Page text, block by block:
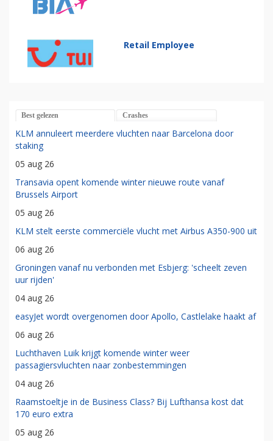
Retail Employee
Best gelezen Crashes
KLM annuleert meerdere vluchten naar Barcelona door
staking
05 aug 26
Transavia opent komende winter nieuwe route vanaf
Brussels Airport
05 aug 26
KLM stelt eerste commerciële vlucht met Airbus A350-900 uit
06 aug 26
Groningen vanaf nu verbonden met Esbjerg: 'scheelt zeven
uur rijden'
04 aug 26
easyJet wordt overgenomen door Apollo, Castlelake haakt af
06 aug 26
Luchthaven Luik krijgt komende winter weer
passagiersvluchten naar zonbestemmingen
04 aug 26
Raamstoeltje in de Business Class? Bij Lufthansa kost dat
170 euro extra
05 aug 26